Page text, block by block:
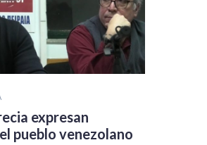
expresan
pueblo venezolano